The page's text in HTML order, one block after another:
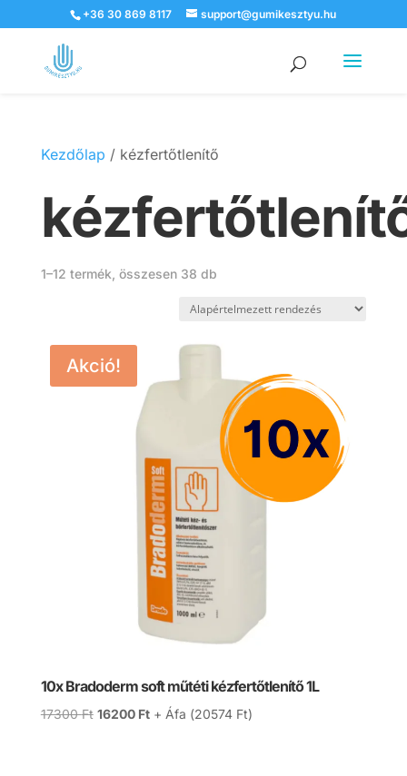
+36 30 869 8117 support@gumikesztyu.hu
Products
search
Kezdőlap / kézfertőtlenítő
1–12 termék, összesen 38 db
Akció!
10x Bradoderm soft műtéti kézfertőtlenítő 1L
17300Ft Original
16200 FtCurrent
+ Áfa (20574 Ft)